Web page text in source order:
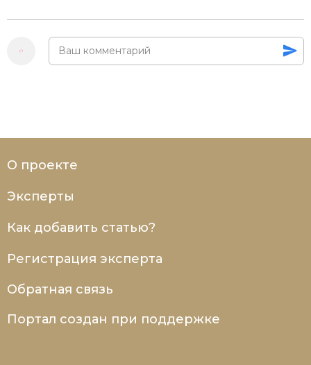
О проекте
Эксперты
Как добавить статью?
Регистрация эксперта
Обратная связь
Портал создан при поддержке